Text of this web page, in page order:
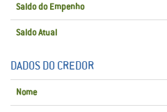
Saldo do Empenho
Saldo Atual
DADOS DO CREDOR
Nome